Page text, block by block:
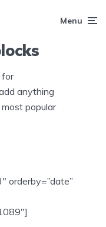
Menu
for
anything
popular
orderby=”date”